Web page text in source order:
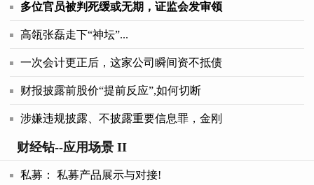
多位官员被判死缓或无期，证监会发审领
高瓴张磊走下“神坛”...
一次会计更正后，这家公司瞬间资不抵债
财报披露前股价“提前反应”,如何切断
涉嫌违规披露、不披露重要信息罪，金刚
财经钻--应用场景 II
私募： 私募产品展示与对接!